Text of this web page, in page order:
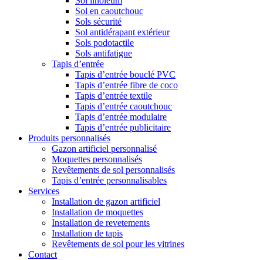
Sol en caoutchouc
Sols sécurité
Sol antidérapant extérieur
Sols podotactile
Sols antifatigue
Tapis d’entrée
Tapis d’entrée bouclé PVC
Tapis d’entrée fibre de coco
Tapis d’entrée textile
Tapis d’entrée caoutchouc
Tapis d’entrée modulaire
Tapis d’entrée publicitaire
Produits personnalisés
Gazon artificiel personnalisé
Moquettes personnalisés
Revêtements de sol personnalisés
Tapis d’entrée personnalisables
Services
Installation de gazon artificiel
Installation de moquettes
Installation de revetements
Installation de tapis
Revêtements de sol pour les vitrines
Contact